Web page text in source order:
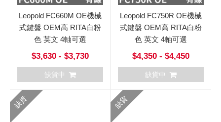
Leopold FC660M OE機械
式鍵盤 OEM高 RITA白粉
色 英文 4軸可選
$3,630 - $3,730
缺貨中
Leopold FC750R OE機械
式鍵盤 OEM高 RITA白粉
色 英文 4軸可選
$4,350 - $4,450
缺貨中
缺貨 缺貨